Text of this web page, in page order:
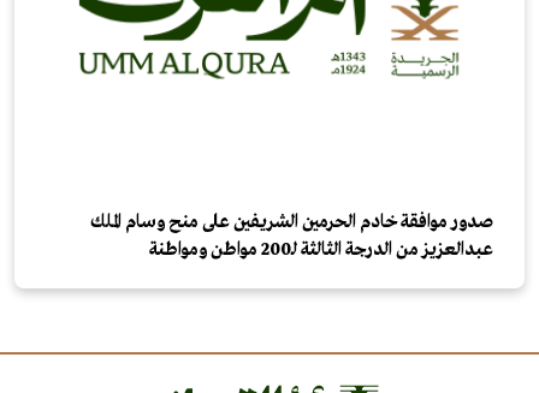
صدور موافقة خادم الحرمين الشريفين على منح وسام الملك
عبدالعزيز من الدرجة الثالثة لـ200 مواطن ومواطنة